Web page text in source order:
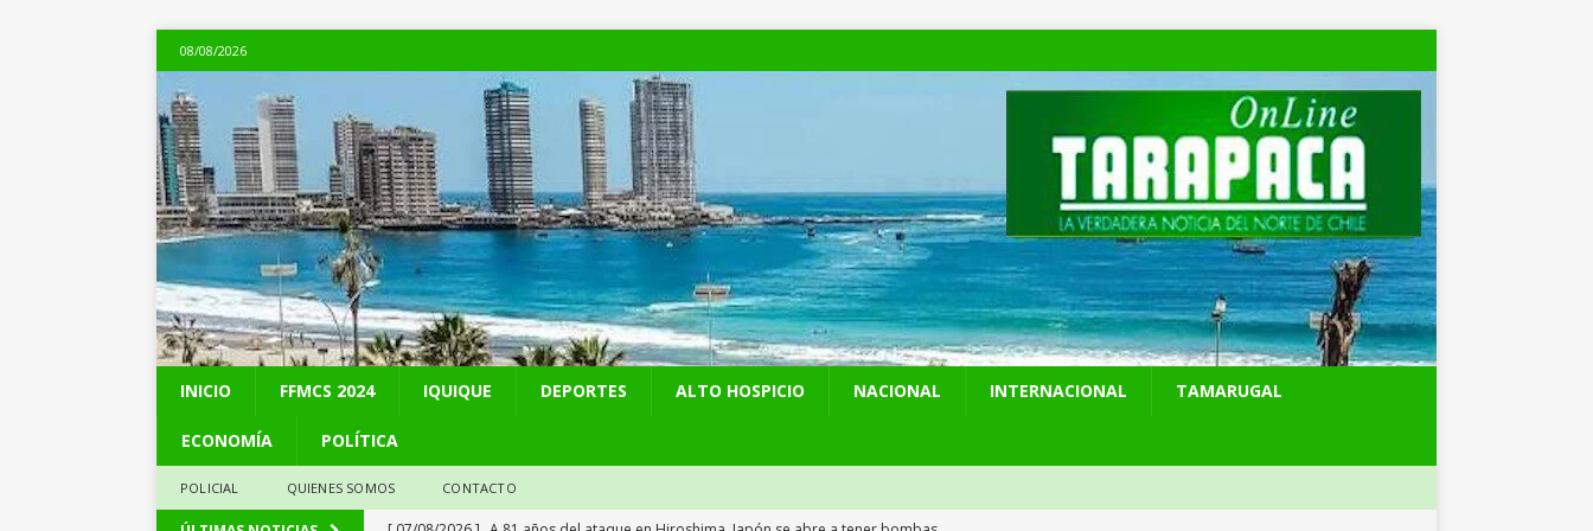
08/08/2026
INICIO FFMCS 2024 IQUIQUE DEPORTES ALTO HOSPICIO NACIONAL INTERNACIONAL TAMARUGAL
ECONOMÍA POLÍTICA
POLICIAL QUIENES SOMOS CONTACTO